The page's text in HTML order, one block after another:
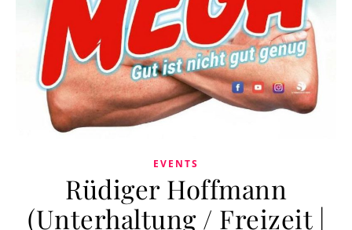
EVENTS
Rüdiger Hoffmann
(Unterhaltung / Freizeit |